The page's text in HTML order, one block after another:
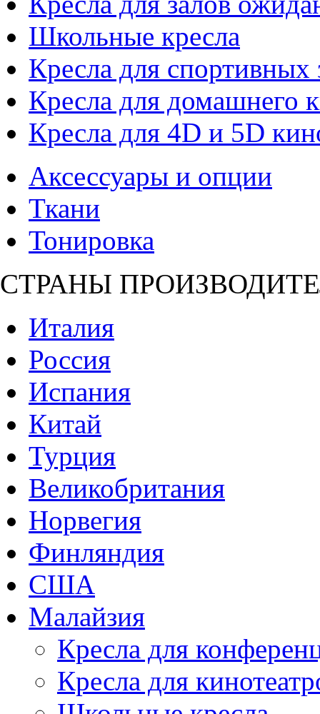
Школьные кресла
Кресла для спортивных
Кресла для домашнего
Кресла для 4D и 5D
Аксессуары и опции
Ткани
Тонировка
СТРАНЫ
Италия
Россия
Испания
Китай
Турция
Великобритания
Норвегия
Финляндия
США
Малайзия
Кресла для
Кресла для